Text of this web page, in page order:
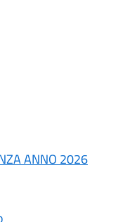
ANNO 2026